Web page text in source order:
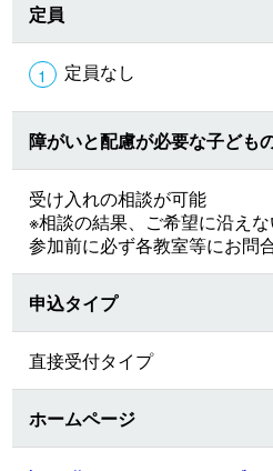
定員
定員なし
障がいと配慮が必要な子ども
受け入れの相談が可能
※相談の結果、ご希望に沿えな
参加前に必ず各教室等にお問
申込タイプ
直接受付タイプ
ホームページ